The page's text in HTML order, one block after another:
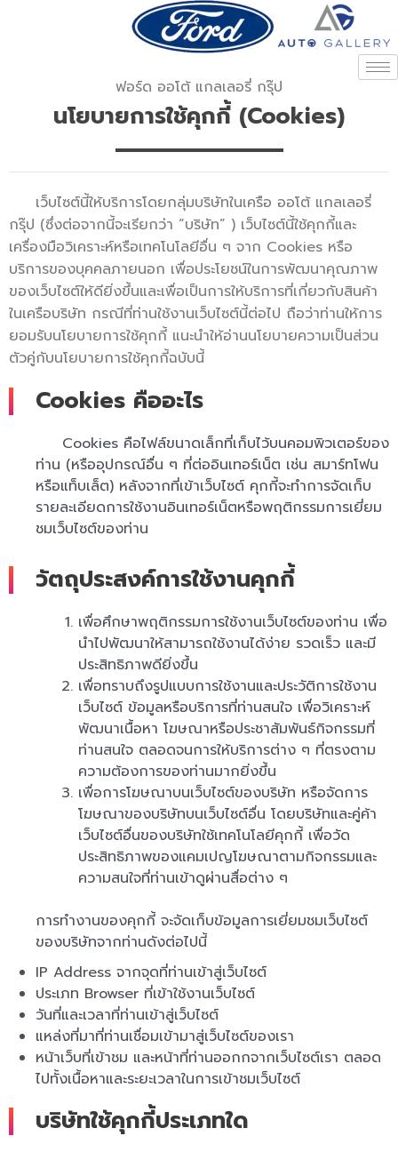
ฟอร์ด ออโต้ แกลเลอรี่ กรุ๊ป
นโยบายการใช้คุกกี้ (Cookies)
เว็บไซต์นี้ให้บริการโดยกลุ่มบริษัทในเครือ ออโต้ แกลเลอรี่
กรุ๊ป (ซึ่งต่อจากนี้จะเรียกว่า “บริษัท” ) เว็บไซต์นี้ใช้คุกกี้และ
เครื่องมือวิเคราะห์หรือเทคโนโลยีอื่น ๆ จาก Cookies หรือ
บริการของบุคคลภายนอก เพื่อประโยชน์ในการพัฒนาคุณภาพ
ของเว็บไซต์ให้ดียิ่งขึ้นและเพื่อเป็นการให้บริการที่เกี่ยวกับสินค้า
ในเครือบริษัท กรณีที่ท่านใช้งานเว็บไซต์นี้ต่อไป ถือว่าท่านให้การ
ยอมรับนโยบายการใช้คุกกี้ แนะนำให้อ่านนโยบายความเป็นส่วน
ตัวคู่กับนโยบายการใช้คุกกี้ฉบับนี้
Cookies คืออะไร
Cookies คือไฟล์ขนาดเล็กที่เก็บไว้บนคอมพิวเตอร์ของ
ท่าน (หรืออุปกรณ์อื่น ๆ ที่ต่ออินเทอร์เน็ต เช่น สมาร์ทโฟน
หรือแท็บเล็ต) หลังจากที่เข้าเว็บไซต์ คุกกี้จะทำการจัดเก็บ
รายละเอียดการใช้งานอินเทอร์เน็ตหรือพฤติกรรมการเยี่ยม
ชมเว็บไซต์ของท่าน
วัตถุประสงค์การใช้งานคุกกี้
เพื่อศึกษาพฤติกรรมการใช้งานเว็บไซต์ของท่าน เพื่อ
นำไปพัฒนาให้สามารถใช้งานได้ง่าย รวดเร็ว และมี
ประสิทธิภาพดียิ่งขึ้น
เพื่อทราบถึงรูปแบบการใช้งานและประวัติการใช้งาน
เว็บไซต์ ข้อมูลหรือบริการที่ท่านสนใจ เพื่อวิเคราะห์
พัฒนาเนื้อหา โฆษณาหรือประชาสัมพันธ์กิจกรรมที่
ท่านสนใจ ตลอดจนการให้บริการต่าง ๆ ที่ตรงตาม
ความต้องการของท่านมากยิ่งขึ้น
เพื่อการโฆษณาบนเว็บไซต์ของบริษัท หรือจัดการ
โฆษณาของบริษัทบนเว็บไซต์อื่น โดยบริษัทและคู่ค้า
เว็บไซต์อื่นของบริษัทใช้เทคโนโลยีคุกกี้ เพื่อวัด
ประสิทธิภาพของแคมเปญโฆษณาตามกิจกรรมและ
ความสนใจที่ท่านเข้าดูผ่านสื่อต่าง ๆ
การทำงานของคุกกี้ จะจัดเก็บข้อมูลการเยี่ยมชมเว็บไซต์
ของบริษัทจากท่านดังต่อไปนี้
IP Address จากจุดที่ท่านเข้าสู่เว็บไซต์
ประเภท Browser ที่เข้าใช้งานเว็บไซต์
วันที่และเวลาที่ท่านเข้าสู่เว็บไซต์
แหล่งที่มาที่ท่านเชื่อมเข้ามาสู่เว็บไซต์ของเรา
หน้าเว็บที่เข้าชม และหน้าที่ท่านออกกจากเว็บไซต์เรา ตลอด
ไปทั้งเนื้อหาและระยะเวลาในการเข้าชมเว็บไซต์
บริษัทใช้คุกกี้ประเภทใด